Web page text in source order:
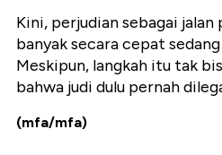
Kini, perjudian sebagai
banyak secara cepat
Meskipun, langkah itu tak
bahwa judi dulu pernah
(mfa/mfa)